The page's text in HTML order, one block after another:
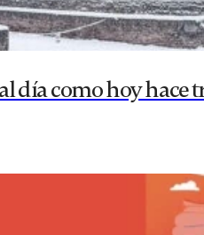
día como hoy hace